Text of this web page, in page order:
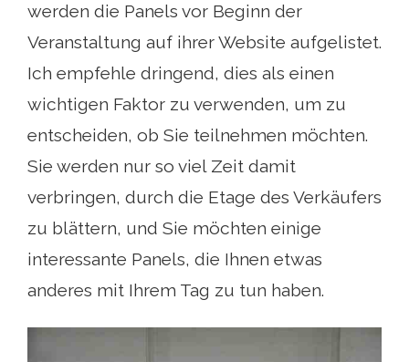
werden die Panels vor Beginn der
Veranstaltung auf ihrer Website aufgelistet.
Ich empfehle dringend, dies als einen
wichtigen Faktor zu verwenden, um zu
entscheiden, ob Sie teilnehmen möchten.
Sie werden nur so viel Zeit damit
verbringen, durch die Etage des Verkäufers
zu blättern, und Sie möchten einige
interessante Panels, die Ihnen etwas
anderes mit Ihrem Tag zu tun haben.